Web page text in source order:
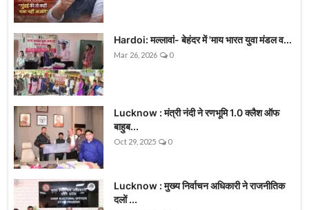
Hardoi: मल्लावां- बेहंदर में 'माय भारत युवा मंडल व...
Mar 26, 2026 0
Lucknow : मंत्री नंदी ने रणभूमि 1.0 क्लैश ऑफ
बाहुब...
Oct 29, 2025 0
Lucknow : मुख्य निर्वाचन अधिकारी ने राजनीतिक
दलों ...